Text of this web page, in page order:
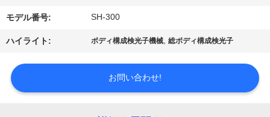
わ
し
モデル番号: SH-300
ハイライト: ボディ構成検光子機械,総ボディ構成検光子
お問い合わせ!